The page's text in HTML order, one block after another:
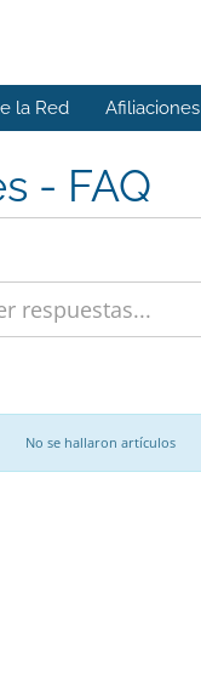
la Red Afiliaciones
- FAQ
No se hallaron artículos